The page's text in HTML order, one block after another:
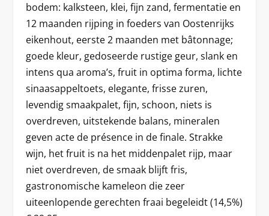
bodem: kalksteen, klei, fijn zand, fermentatie en
12 maanden rijping in foeders van Oostenrijks
eikenhout, eerste 2 maanden met bâtonnage;
goede kleur, gedoseerde rustige geur, slank en
intens qua aroma’s, fruit in optima forma, lichte
sinaasappeltoets, elegante, frisse zuren,
levendig smaakpalet, fijn, schoon, niets is
overdreven, uitstekende balans, mineralen
geven acte de présence in de finale. Strakke
wijn, het fruit is na het middenpalet rijp, maar
niet overdreven, de smaak blijft fris,
gastronomische kameleon die zeer
uiteenlopende gerechten fraai begeleidt (14,5%)